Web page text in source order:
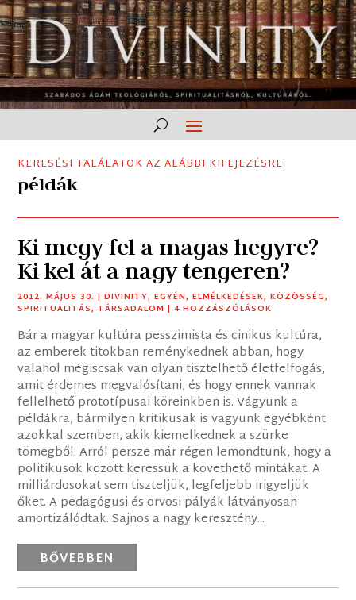
KERESÉSI TALÁLATOK AZ ALÁBBI KIFEJEZÉSRE:
példák
Ki megy fel a magas hegyre?
Ki kel át a nagy tengeren?
2012. MÁJUS 30. |DIVINITY,EGYÉN,ELMÉLKEDÉSEK,KÖZÖSSÉG,
SPIRITUALITÁS, TÁRSADALOM | 4 HOZZÁSZÓLÁSOK
Bár a magyar kultúra pesszimista és cinikus kultúra,
az emberek titokban reménykednek abban, hogy
valahol mégiscsak van olyan tisztelhető életfelfogás,
amit érdemes megvalósítani, és hogy ennek vannak
fellelhető prototípusai köreinkben is. Vágyunk a
példákra, bármilyen kritikusak is vagyunk egyébként
azokkal szemben, akik kiemelkednek a szürke
tömegből. Arról persze már régen lemondtunk, hogy a
politikusok között keressük a követhető mintákat. A
milliárdosokat sem tiszteljük, legfeljebb irigyeljük
őket. A pedagógusi és orvosi pályák látványosan
amortizálódtak. Sajnos a nagy keresztény...
BŐVEBBEN